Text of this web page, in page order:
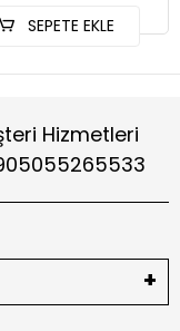
SEPETE EKLE
Hizmetleri